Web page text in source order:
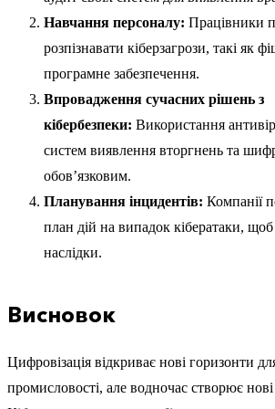
Навчання персоналу: Працівники
розпізнавати кіберзагрози, такі як
програмне забезпечення.
Впровадження сучасних рішень з
кібербезпеки: Використання
систем виявлення вторгнень та
обов’язковим.
Планування інцидентів: Компанії
план дій на випадок кібератаки, щоб
наслідки.
Висновок
Цифровізація відкриває нові горизонти
промисловості, але водночас створює